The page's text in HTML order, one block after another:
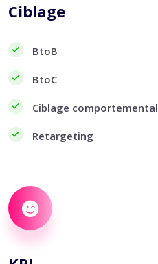
Ciblage
BtoB
BtoC
Ciblage comportemental
Retargeting